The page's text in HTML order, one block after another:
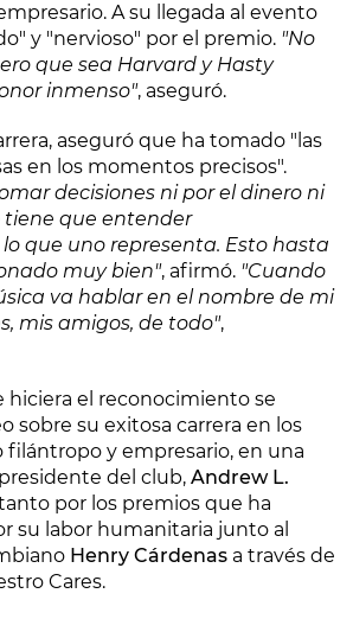
A su llegada al evento
y "nervioso" por el premio. "No
que sea Harvard y Hasty
inmenso", aseguró.
aseguró que ha tomado "las
en los momentos precisos".
decisiones ni por el dinero ni
tiene que entender
que uno representa. Esto hasta
muy bien", afirmó. "Cuando
va hablar en el nombre de mi
mis amigos, de todo",
hiciera el reconocimiento se
sobre su exitosa carrera en los
filántropo y empresario, en una
del club, Andrew L.
por los premios que ha
su labor humanitaria junto al
Henry Cárdenas a través de
Cares.